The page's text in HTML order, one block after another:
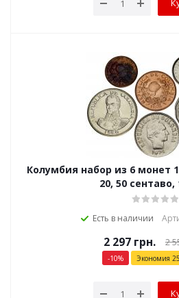
Колумбия набор из 6 монет
20, 50 сентаво,
Есть в наличии
2 297 грн. 2
-10% Экономия